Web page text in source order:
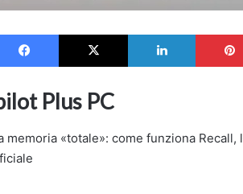
Facebook X LinkedIn
Plus PC